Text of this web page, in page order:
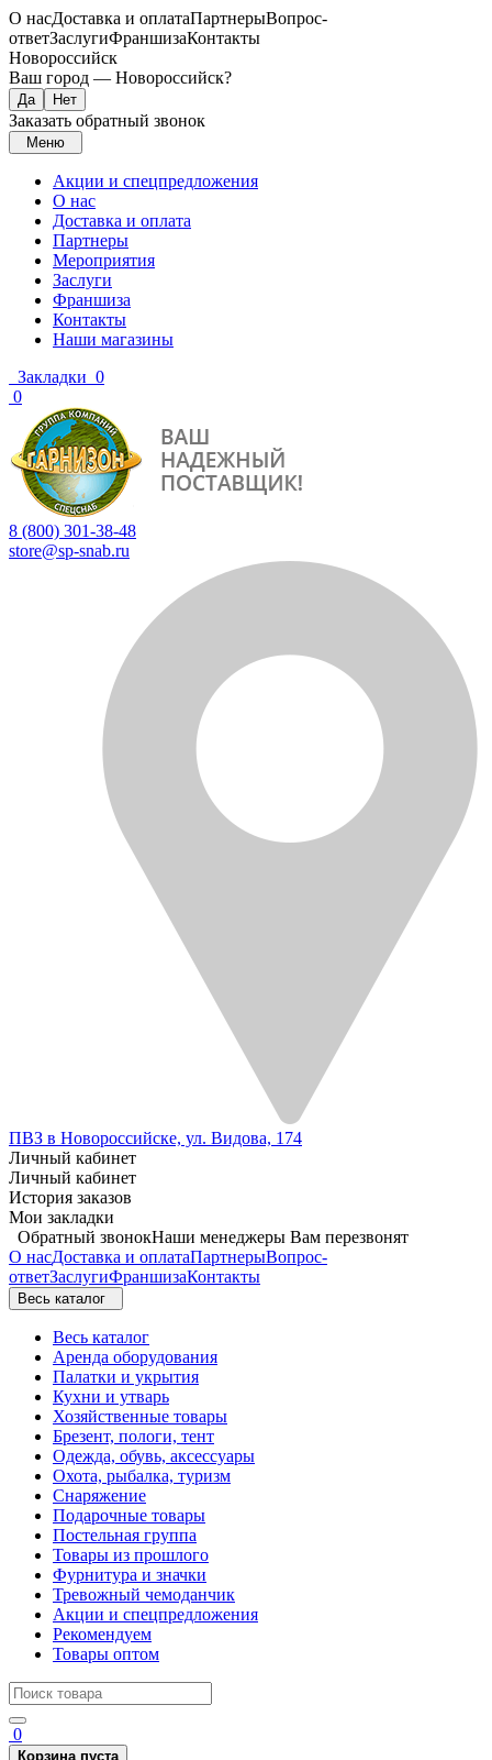
О насДоставка и оплатаПартнерыВопрос-
ответЗаслугиФраншизаКонтакты
Новороссийск
Ваш город — Новороссийск?
Заказать обратный звонок
Меню
Акции и спецпредложения
О нас
Доставка и оплата
Партнеры
Мероприятия
Заслуги
Франшиза
Контакты
Наши магазины
Закладки 0
0
8 (800) 301-38-48
store@sp-snab.ru
ПВЗ в Новороссийске, ул. Видова, 174
Личный кабинет
Личный кабинет
История заказов
Мои закладки
Обратный звонокНаши менеджеры Вам перезвонят
О насДоставка и оплатаПартнерыВопрос-
ответЗаслугиФраншизаКонтакты
Весь каталог
Весь каталог
Аренда оборудования
Палатки и укрытия
Кухни и утварь
Хозяйственные товары
Брезент, пологи, тент
Одежда, обувь, аксессуары
Охота, рыбалка, туризм
Снаряжение
Подарочные товары
Постельная группа
Товары из прошлого
Фурнитура и значки
Тревожный чемоданчик
Акции и спецпредложения
Рекомендуем
Товары оптом
0
Корзина пуста